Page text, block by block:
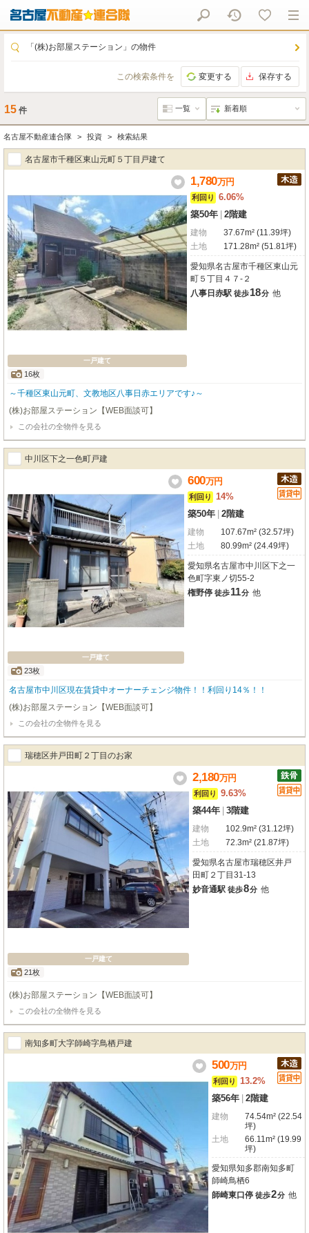
「(株)お部屋ステーション」の物件
この検索条件を 変更する 保存する
15 件
名古屋不動産連合隊 投資 検索結果
名古屋市千種区東山元町５丁目戸建て
一戸建て
16枚
1,780万円
利回り
6.06%
築50年 2階建
建物
37.67m² (11.39坪)
土地
171.28m² (51.81坪)
愛知県名古屋市千種区東山元
町５丁目４７-２
八事日赤駅 徒歩18分 他
～千種区東山元町、文教地区八事日赤エリアです♪～
(株)お部屋ステーション【WEB面談可】
この会社の全物件を見る
中川区下之一色町戸建
一戸建て
23枚
600万円
利回り
14%
築50年 2階建
建物
107.67m² (32.57坪)
土地
80.99m² (24.49坪)
愛知県名古屋市中川区下之一
色町字東ノ切55-2
権野停 徒歩11分 他
名古屋市中川区現在賃貸中オーナーチェンジ物件！！利回り14％！！
(株)お部屋ステーション【WEB面談可】
この会社の全物件を見る
瑞穂区井戸田町２丁目のお家
一戸建て
21枚
2,180万円
利回り
9.63%
築44年 3階建
建物
102.9m² (31.12坪)
土地
72.3m² (21.87坪)
愛知県名古屋市瑞穂区井戸
田町２丁目31-13
妙音通駅 徒歩8分 他
(株)お部屋ステーション【WEB面談可】
この会社の全物件を見る
南知多町大字師崎字鳥栖戸建
500万円
利回り
13.2%
築56年 2階建
建物
74.54m² (22.54
坪)
土地
66.11m² (19.99
坪)
愛知県知多郡南知多町
師崎鳥栖6
師崎東口停 徒歩2分 他